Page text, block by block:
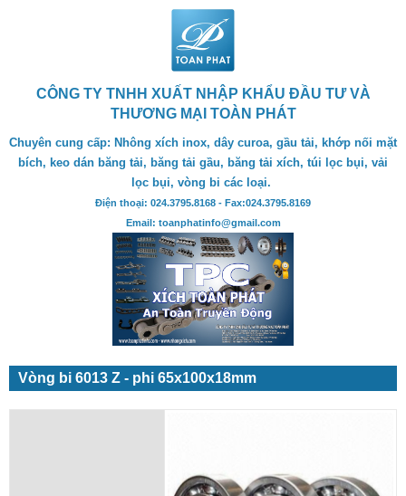
CÔNG TY TNHH XUẤT NHẬP KHẨU ĐẦU TƯ VÀ
THƯƠNG MẠI TOÀN PHÁT
Chuyên cung cấp: Nhông xích inox, dây curoa, gầu tải, khớp nối mặt
bích, keo dán băng tải, băng tải gầu, băng tải xích, túi lọc bụi, vải
lọc bụi, vòng bi các loại.
Điện thoại: 024.3795.8168 - Fax:024.3795.8169
Email: toanphatinfo@gmail.com
Vòng bi 6013 Z - phi 65x100x18mm